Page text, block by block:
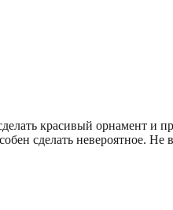
красивый орнамент и
сделать невероятное. Не